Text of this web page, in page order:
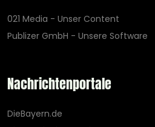
021 Media - Unser Content
Publizer GmbH - Unsere Software
Nachrichtenportale
DieBayern.de